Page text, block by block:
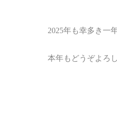
2025年も幸多き一
本年もどうぞよろ